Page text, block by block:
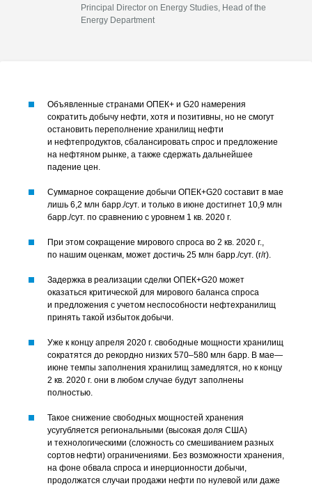
Principal Director on Energy Studies, Head of the
Energy Department
Объявленные странами ОПЕК+ и G20 намерения
сократить добычу нефти, хотя и позитивны, но не смогут
остановить переполнение хранилищ нефти
и нефтепродуктов, сбалансировать спрос и предложение
на нефтяном рынке, а также сдержать дальнейшее
падение цен.
Суммарное сокращение добычи ОПЕК+G20 составит в мае
лишь 6,2 млн барр./сут. и только в июне достигнет 10,9 млн
барр./сут. по сравнению с уровнем 1 кв. 2020 г.
При этом сокращение мирового спроса во 2 кв. 2020 г.,
по нашим оценкам, может достичь 25 млн барр./сут. (г/г).
Задержка в реализации сделки ОПЕК+G20 может
оказаться критической для мирового баланса спроса
и предложения с учетом неспособности нефтехранилищ
принять такой избыток добычи.
Уже к концу апреля 2020 г. свободные мощности хранилищ
сократятся до рекордно низких 570–580 млн барр. В мае—
июне темпы заполнения хранилищ замедлятся, но к концу
2 кв. 2020 г. они в любом случае будут заполнены
полностью.
Такое снижение свободных мощностей хранения
усугубляется региональными (высокая доля США)
и технологическими (сложность со смешиванием разных
сортов нефти) ограничениями. Без возможности хранения,
на фоне обвала спроса и инерционности добычи,
продолжатся случаи продажи нефти по нулевой или даже